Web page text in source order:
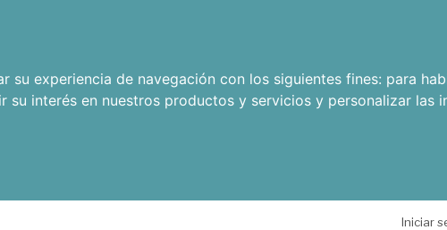
experiencia de navegación con los siguientes fines: para
su interés en nuestros productos y servicios y personalizar las
Iniciar